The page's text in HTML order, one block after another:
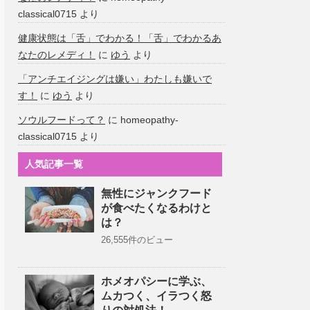
classical0715 より
健康状態は「舌」でわかる！「舌」でわかるあ
なたのレメディ！
に ゆう より
「アンチエイジングは嫌い」わたしも嫌いで
す！
に ゆう より
ソウルフードって？ に homeopathy-
classical0715 より
人気記事一覧
無性にジャンクフード
が食べたくなるわけと
は？
26,555件のビュー
ホメオパシーに学ぶ、
ムカつく、イラつく怒